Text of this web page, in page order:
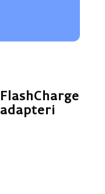
FlashCharge
adapteri